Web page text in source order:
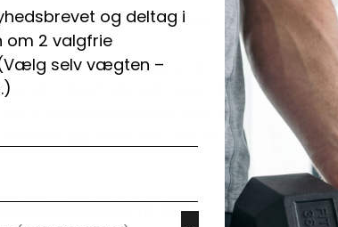
indendørs og udendørs. Dette giver rig mulighed for at
det, at græsset lægges på et rent og fladt gulv uden
helt plant. Ujævnheder/buler i gulvet vil kunne ses og
en kortere holdbarhed for turfen, da græsset ovenpå
opgaver kan med fordel benyttes
Wakol D3318
UDGAVE TIL DIG!
og deltag i
om 2 valgfrie
Vælg selv vægten –